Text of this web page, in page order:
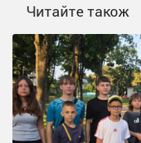
Читайте також